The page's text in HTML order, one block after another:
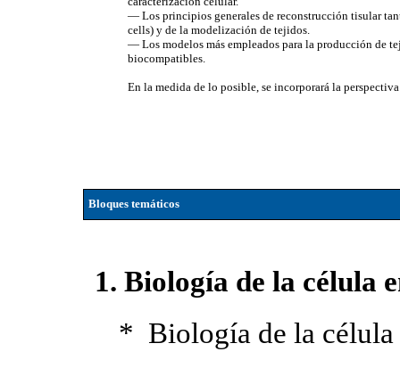
— Los principios generales de reconstrucción tisular
cells) y de la modelización de tejidos.
— Los modelos más empleados para la producción de
biocompatibles.
En la medida de lo posible, se incorporará la
Bloques temáticos
1. Biología de la célula
* Biología de la